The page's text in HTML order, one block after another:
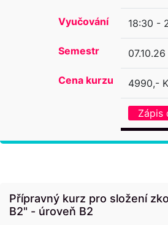
Vyučování
Semestr
Cena kurzu
18:30 -
4990,-
Zápis
Přípravný kurz pro složení
B2" - úroveň B2